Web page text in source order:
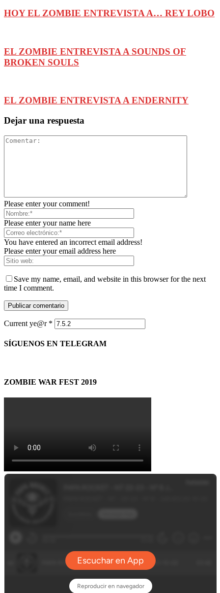
HOY EL ZOMBIE ENTREVISTA A… REY LOBO
EL ZOMBIE ENTREVISTA A SOUNDS OF
BROKEN SOULS
EL ZOMBIE ENTREVISTA A ENDERNITY
Dejar una respuesta
Please enter your comment!
Please enter your name here
You have entered an incorrect email address!
Please enter your email address here
Save my name, email, and website in this browser for the next
time I comment.
Current ye@r *
SÍGUENOS EN TELEGRAM
ZOMBIE WAR FEST 2019